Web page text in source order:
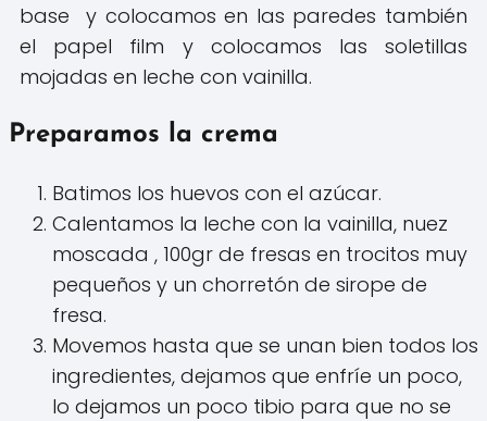
base y colocamos en las paredes también
el papel film y colocamos las soletillas
mojadas en leche con vainilla.
Preparamos la crema
Batimos los huevos con el azúcar.
Calentamos la leche con la vainilla, nuez
moscada , 100gr de fresas en trocitos muy
pequeños y un chorretón de sirope de
fresa.
Movemos hasta que se unan bien todos los
ingredientes, dejamos que enfríe un poco,
lo dejamos un poco tibio para que no se